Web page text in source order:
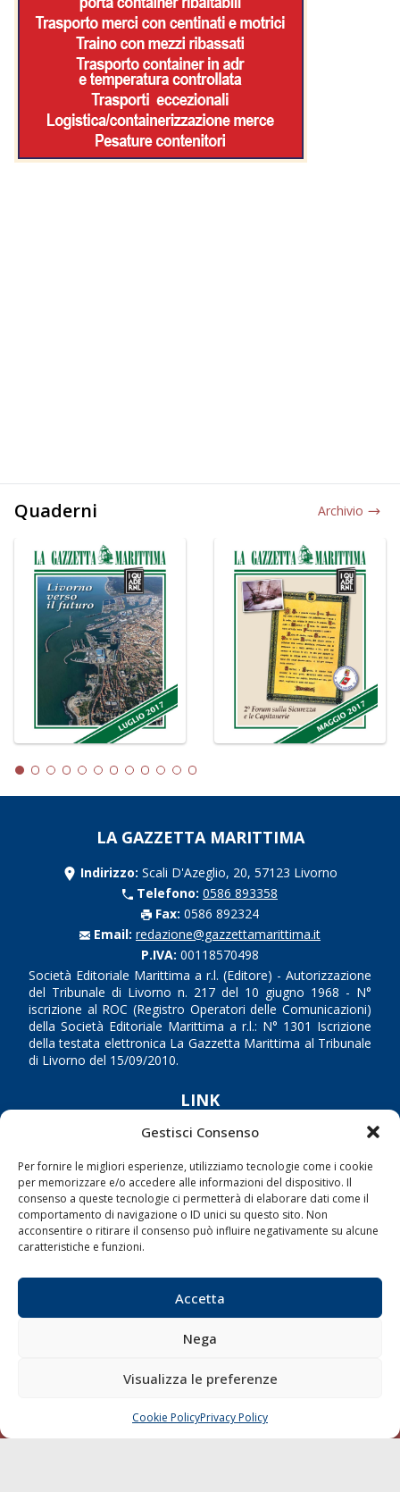
Gestisci Consenso
Per fornire le migliori esperienze, utilizziamo tecnologie come i cookie
per memorizzare e/o accedere alle informazioni del dispositivo. Il
consenso a queste tecnologie ci permetterà di elaborare dati come il
comportamento di navigazione o ID unici su questo sito. Non
acconsentire o ritirare il consenso può influire negativamente su alcune
caratteristiche e funzioni.
Accetta
Nega
Visualizza le preferenze
Cookie PolicyPrivacy Policy
Quaderni Archivio
LA GAZZETTA MARITTIMA
Indirizzo: Scali D'Azeglio, 20, 57123 Livorno
Telefono: 0586 893358
Fax: 0586 892324
Email: redazione@gazzettamarittima.it
P.IVA: 00118570498
Società Editoriale Marittima a r.l. (Editore) - Autorizzazione
del Tribunale di Livorno n. 217 del 10 giugno 1968 - N°
iscrizione al ROC (Registro Operatori delle Comunicazioni)
della Società Editoriale Marittima a r.l.: N° 1301 Iscrizione
della testata elettronica La Gazzetta Marittima al Tribunale
di Livorno del 15/09/2010.
LINK
Shipping
Porti/Interporti
Trasporti
Varie
Compagnie di Navigazione
Blue economy
Diporto
Contatti
CHIAMA SCRIVI